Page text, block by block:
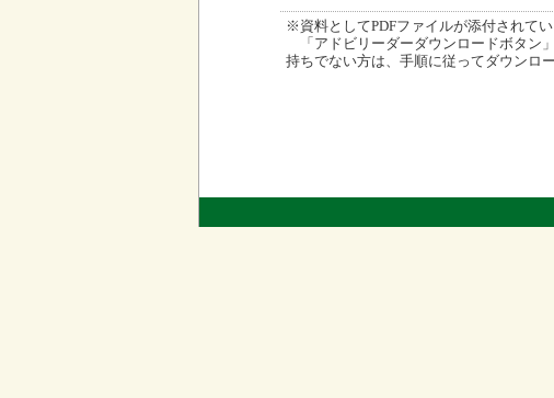
※資料としてPDFファイルが添付されてい
「アドビリーダーダウンロードボタン
持ちでない方は、手順に従ってダウンロ